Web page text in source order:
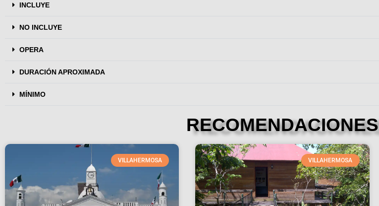
INCLUYE
NO INCLUYE
OPERA
DURACIÓN APROXIMADA
MÍNIMO
RECOMENDACIONES
VILLAHERMOSA VILLAHERMOSA